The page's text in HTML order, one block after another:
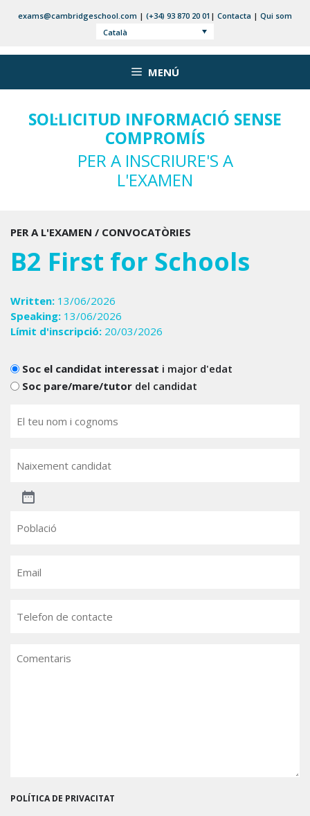
exams@cambridgeschool.com | (+34) 93 870 20 01 | Contacta | Qui som
Català
MENÚ
SOL·LICITUD INFORMACIÓ SENSE
COMPROMÍS
PER A INSCRIURE'S A
L'EXAMEN
PER A L'EXAMEN / CONVOCATÒRIES
B2 First for Schools
Written: 13/06/2026
Speaking: 13/06/2026
Límit d'inscripció: 20/03/2026
Candidats
Soc el candidat interessat i major d'edat
Soc pare/mare/tutor del candidat
teu
candidat
Comentaris
POLÍTICA DE PRIVACITAT